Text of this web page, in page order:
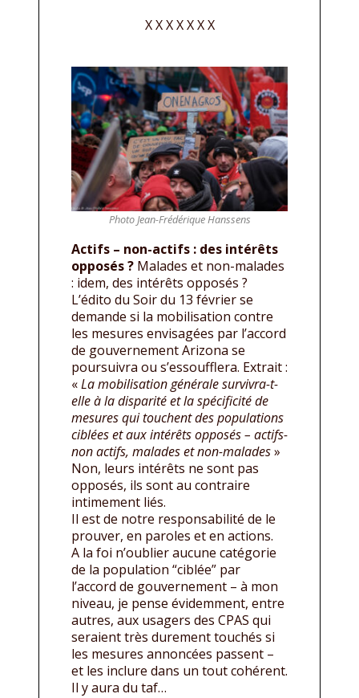
X X X X X X X
Photo Jean-Frédérique Hanssens
Actifs – non-actifs : des intérêts
opposés ? Malades et non-malades
: idem, des intérêts opposés ?
L’édito du Soir du 13 février se
demande si la mobilisation contre
les mesures envisagées par l’accord
de gouvernement Arizona se
poursuivra ou s’essoufflera. Extrait :
«La mobilisation générale survivra-t-
elle à la disparité et la spécificité de
mesures qui touchent des populations
ciblées et aux intérêts opposés – actifs-
non actifs, malades et non-malades»
Non, leurs intérêts ne sont pas
opposés, ils sont au contraire
intimement liés.
Il est de notre responsabilité de le
prouver, en paroles et en actions.
A la foi n’oublier aucune catégorie
de la population “ciblée” par
l’accord de gouvernement – à mon
niveau, je pense évidemment, entre
autres, aux usagers des CPAS qui
seraient très durement touchés si
les mesures annoncées passent –
et les inclure dans un tout cohérent.
Il y aura du taf…